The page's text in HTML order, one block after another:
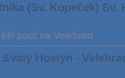
(Sv. Kopeček) Sv.
pouť na Velehrad
Hostýn -